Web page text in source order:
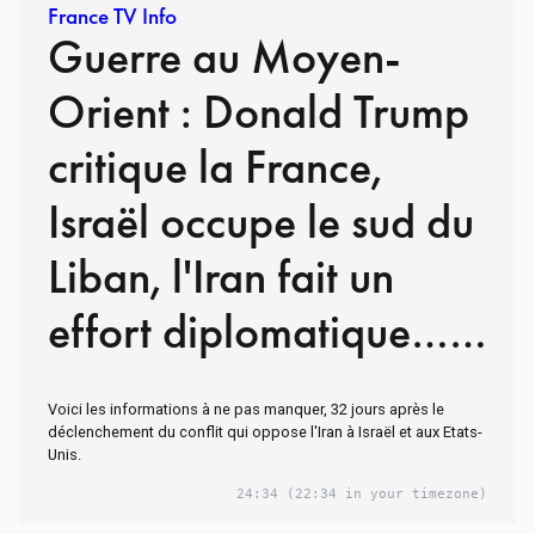
France TV Info
Guerre au Moyen-
Orient : Donald Trump
critique la France,
Israël occupe le sud du
Liban, l'Iran fait un
effort diplomatique…
Ce qu'il faut retenir de
la journée du mardi 31
Voici les informations à ne pas manquer, 32 jours après le
déclenchement du conflit qui oppose l'Iran à Israël et aux Etats-
Unis.
24:34 (22:34 in your timezone)